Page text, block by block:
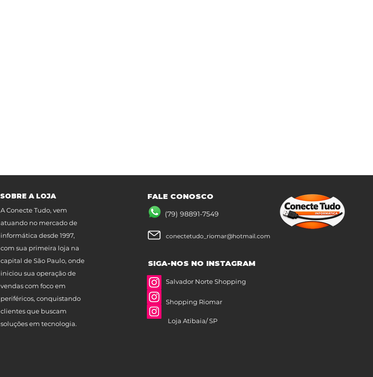
SOBRE A LOJA
A Conecte Tudo, vem
atuando no mercado de
informática desde 1997,
com sua primeira loja na
capital de São Paulo, onde
iniciou sua operação de
vendas com foco em
periféricos, conquistando
clientes que buscam
soluções em tecnologia.
FALE CONOSCO
(79) 98891-7549
conectetudo_riomar@hotmail.com
SIGA-NOS NO INSTAGRAM
Salvador Norte Shopping
Shopping Riomar
Loja Atibaia/ SP